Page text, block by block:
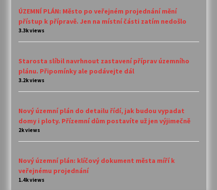
ÚZEMNÍ PLÁN: Město po veřejném projednání mění
přístup k přípravě. Jen na místní části zatím nedošlo
3.3k views
Starosta slíbil navrhnout zastavení příprav územního
plánu. Připomínky ale podávejte dál
3.2k views
Nový územní plán do detailu řídí, jak budou vypadat
domy i ploty. Přízemní dům postavíte už jen výjimečně
2k views
Nový územní plán: klíčový dokument města míří k
veřejnému projednání
1.4k views